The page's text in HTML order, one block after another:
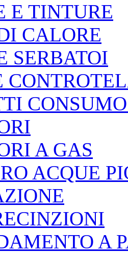
E TINTURE
CALORE
SERBATOI
A GAS
ACQUE
A